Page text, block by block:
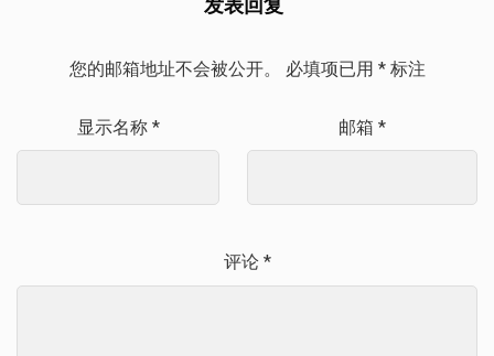
发表回复
您的邮箱地址不会被公开。 必填项已用 *标注
显示名称 * 邮箱 *
评论 *